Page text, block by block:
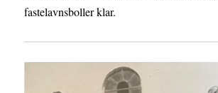
fastelavnsboller klar.